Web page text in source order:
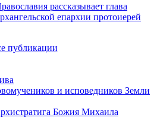
рассказывает глава
епархии протоиерей
публикации